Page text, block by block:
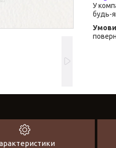
У
будь-